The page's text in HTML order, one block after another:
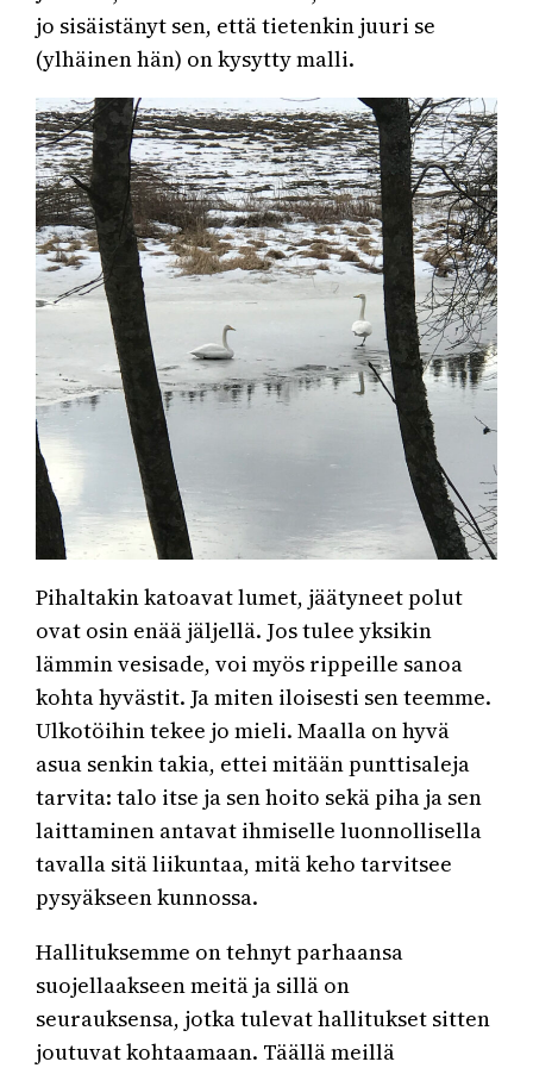
jo sisäistänyt sen, että tietenkin juuri se
(ylhäinen hän) on kysytty malli.
Pihaltakin katoavat lumet, jäätyneet polut
ovat osin enää jäljellä. Jos tulee yksikin
lämmin vesisade, voi myös rippeille sanoa
kohta hyvästit. Ja miten iloisesti sen teemme.
Ulkotöihin tekee jo mieli. Maalla on hyvä
asua senkin takia, ettei mitään punttisaleja
tarvita: talo itse ja sen hoito sekä piha ja sen
laittaminen antavat ihmiselle luonnollisella
tavalla sitä liikuntaa, mitä keho tarvitsee
pysyäkseen kunnossa.
Hallituksemme on tehnyt parhaansa
suojellaakseen meitä ja sillä on
seurauksensa, jotka tulevat hallitukset sitten
joutuvat kohtaamaan. Täällä meillä